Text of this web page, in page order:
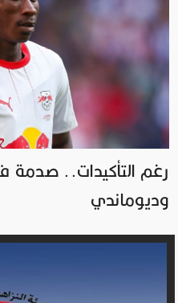
رغم التأكيدات.. صدمة
وديوماندي